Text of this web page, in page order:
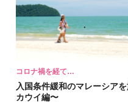
コロナ禍を経て…
入国条件緩和のマレーシア
カウイ編〜